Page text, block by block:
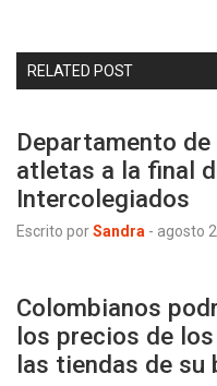
RELATED POST
Departamento
atletas a la final
Intercolegiados
Escrito porSandra - agosto
Colombianos
los precios de
las tiendas de su